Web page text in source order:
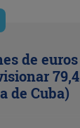
de euros
79,4
de Cuba)